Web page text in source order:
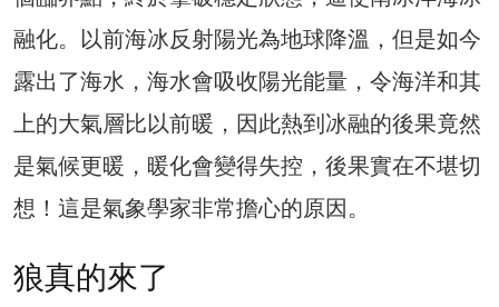
融化。以前海冰反射陽光為地球降溫，但是如今
露出了海水，海水會吸收陽光能量，令海洋和其
上的大氣層比以前暖，因此熱到冰融的後果竟然
是氣候更暖，暖化會變得失控，後果實在不堪切
想！這是氣象學家非常擔心的原因。
狼真的來了